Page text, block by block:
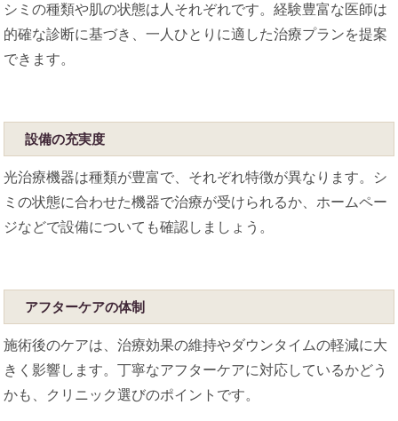
シミの種類や肌の状態は人それぞれです。経験豊富な医師は
的確な診断に基づき、一人ひとりに適した治療プランを提案
できます。
設備の充実度
光治療機器は種類が豊富で、それぞれ特徴が異なります。シ
ミの状態に合わせた機器で治療が受けられるか、ホームペー
ジなどで設備についても確認しましょう。
アフターケアの体制
施術後のケアは、治療効果の維持やダウンタイムの軽減に大
きく影響します。丁寧なアフターケアに対応しているかどう
かも、クリニック選びのポイントです。